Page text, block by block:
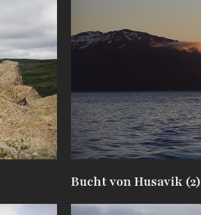
Bucht von Husavik (2)